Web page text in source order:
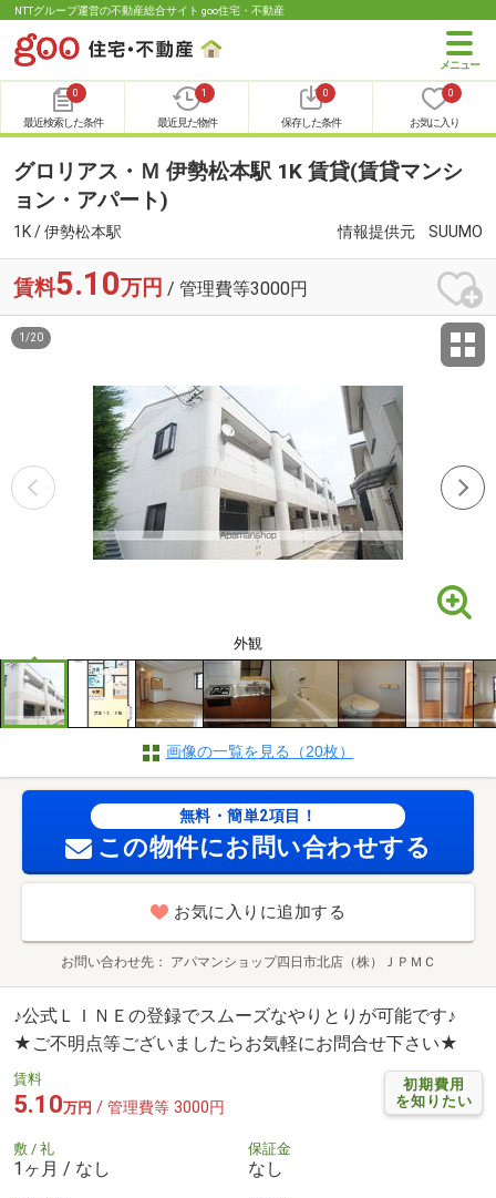
NTTグループ運営の不動産総合サイト goo住宅・不動産
0
最近検索した条件
1
最近見た物件
0
保存した条件
0
お気に入り
グロリアス・Ｍ 伊勢松本駅 1K 賃貸(賃貸マンシ
ョン・アパート)
1K / 伊勢松本駅 情報提供元 SUUMO
賃料5.10万円 / 管理費等3000円
外観
1 /20
画像の一覧を見る（20枚）
無料・簡単2項目！
この物件にお問い合わせする
お気に入りに追加する
お問い合わせ先 アパマンショップ四日市北店（株）ＪＰＭＣ
♪公式ＬＩＮＥの登録でスムーズなやりとりが可能です♪
★ご不明点等ございましたらお気軽にお問合せ下さい★
初期費用
を知りたい
賃料
5.10万円 / 管理費等 3000円
敷 / 礼
1ヶ月 / なし
保証金
なし